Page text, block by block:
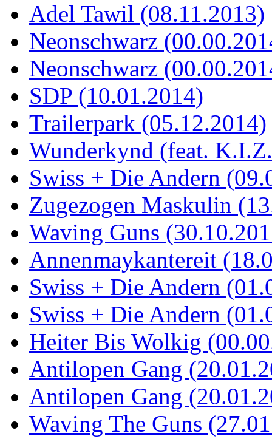
Adel Tawil (08.11.2013)
Neonschwarz
Neonschwarz
SDP (10.01.2014)
Trailerpark (05.12.2014)
Wunderkynd (feat.
Swiss + Die Andern
Zugezogen Maskulin
Waving Guns
Annenmaykantereit
Swiss + Die Andern
Swiss + Die Andern
Heiter Bis Wolkig
Antilopen Gang
Antilopen Gang
Waving The Guns